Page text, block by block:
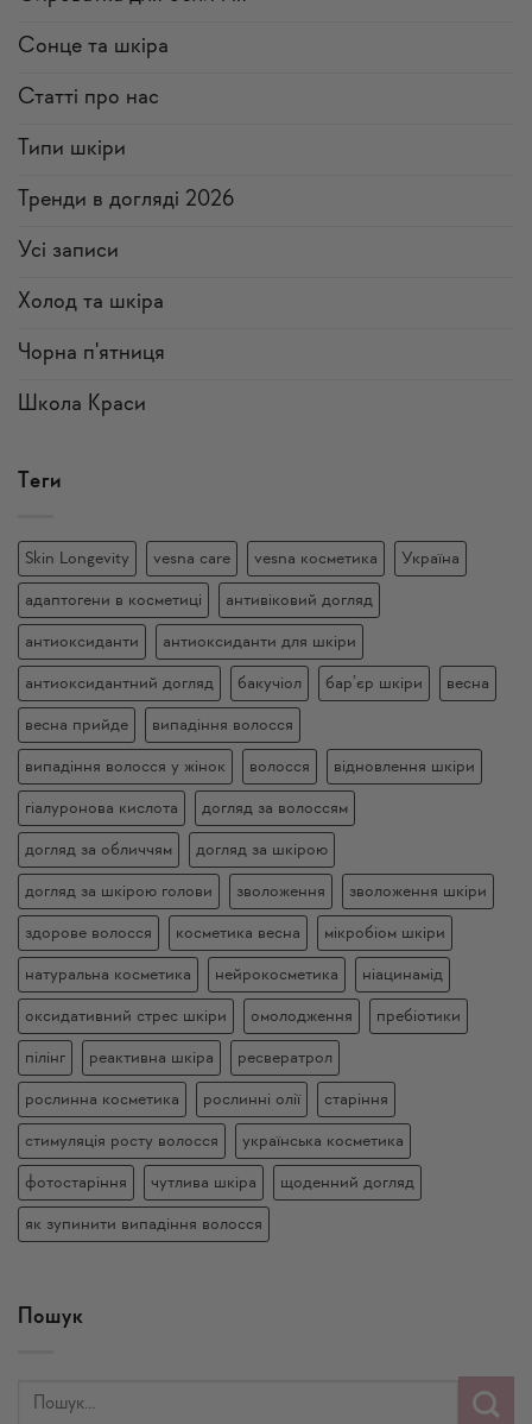
Сонце та шкіра
Статті про нас
Типи шкіри
Тренди в догляді 2026
Усi записи
Холод та шкіра
Чорна п'ятниця
Школа Краси
Теги
Skin Longevity vesna care vesna косметика Україна
адаптогени в косметиці антивіковий догляд
антиоксиданти антиоксиданти для шкіри
антиоксидантний догляд бакучіол бар’єр шкіри весна
весна прийде випадіння волосся
випадіння волосся у жінок волосся відновлення шкіри
гіалуронова кислота догляд за волоссям
догляд за обличчям догляд за шкірою
догляд за шкірою голови зволоження зволоження шкіри
здорове волосся косметика весна мікробіом шкіри
натуральна косметика нейрокосметика ніацинамід
оксидативний стрес шкіри омолодження пребіотики
пілінг реактивна шкіра ресвератрол
рослинна косметика рослинні олії старіння
стимуляція росту волосся українська косметика
фотостаріння чутлива шкіра щоденний догляд
як зупинити випадіння волосся
Пошук